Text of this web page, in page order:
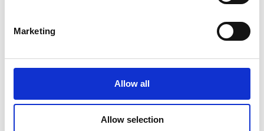
Marketing
Allow all
Allow selection
Donnez fière allure à vos documents grâce à nos services de
Assemblage
Mise en bloc